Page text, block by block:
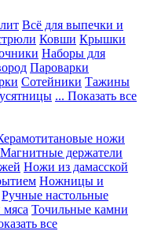
Всё для выпечки и
Ковши Крышки
Наборы для
Пароварки
Сотейники Тажины
... Показать все
ножи
Магнитные держатели
Ножи из дамасской
Ножницы и
Ручные настольные
Точильные камни
все